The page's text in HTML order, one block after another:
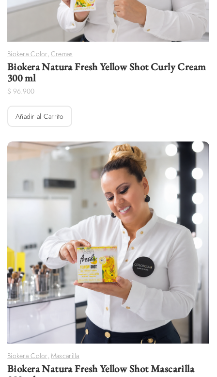
Biokera Color,Cremas
Biokera Natura Fresh Yellow Shot Curly Cream
300 ml
$96.900
Biokera Color,Mascarilla
Biokera Natura Fresh Yellow Shot Mascarilla
250 ml